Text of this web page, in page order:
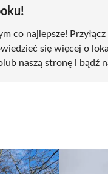
co najlepsze! Przyłącz
się więcej o
naszą stronę i bądź